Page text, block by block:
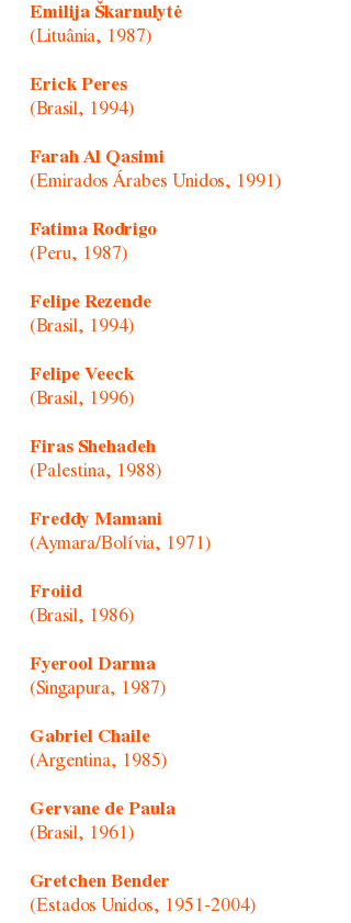
Emilija Škarnulytė
(Lituânia, 1987)
Erick Peres
(Brasil, 1994)
Farah Al Qasimi
(Emirados Árabes Unidos, 1991)
Fatima Rodrigo
(Peru, 1987)
Felipe Rezende
(Brasil, 1994)
Felipe Veeck
(Brasil, 1996)
Firas Shehadeh
(Palestina, 1988)
Freddy Mamani
(Aymara/Bolívia, 1971)
Froiid
(Brasil, 1986)
Fyerool Darma
(Singapura, 1987)
Gabriel Chaile
(Argentina, 1985)
Gervane de Paula
(Brasil, 1961)
Gretchen Bender
(Estados Unidos, 1951-2004)